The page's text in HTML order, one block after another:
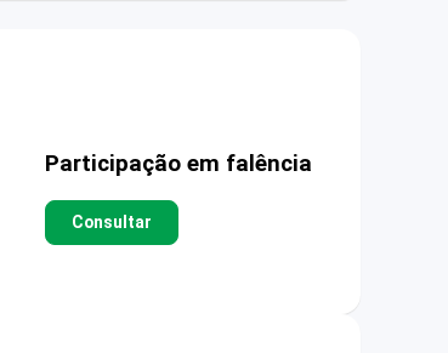
Participação em falência
Consultar